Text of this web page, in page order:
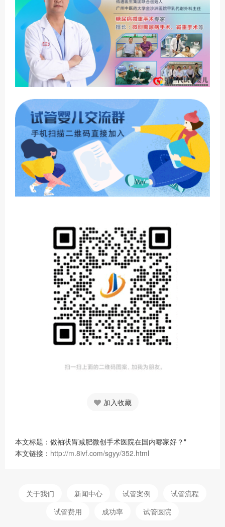
加入收藏
本文标题：做袖状胃减肥微创手术医院在国内哪家好？"
本文链接： http://m.8ivf.com/sgyy/352.html
关于我们 新闻中心 试管案例
试管流程
试管费用
成功率 试管医院